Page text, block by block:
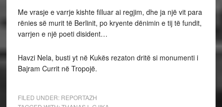
Me vrasje e varrje kishte filluar ai regjim, dhe ja një vit para
rënies së murit të Berlinit, po kryente dënimin e tij të fundit,
varrjen e një poeti disident…
Havzi Nela, busti yt në Kukës rezaton dritë si monumenti i
Bajram Currit në Tropojë.
FILED UNDER: REPORTAZH